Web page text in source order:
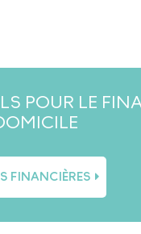
POUR LE
FINANCIÈRES